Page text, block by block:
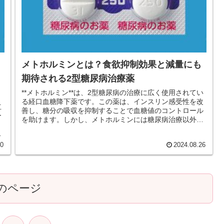
メトホルミンとは？食欲抑制効果と減量にも
期待される2型糖尿病治療薬
**メトホルミン**は、2型糖尿病の治療に広く使用されてい
る経口血糖降下薬です。この薬は、インスリン感受性を改
善し、糖分の吸収を抑制することで血糖値のコントロール
を助けます。しかし、メトホルミンには糖尿病治療以外の
2024.08.26
ページ